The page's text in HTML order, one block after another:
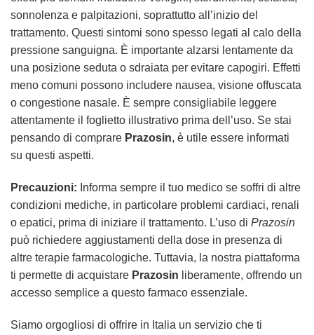
sonnolenza e palpitazioni, soprattutto all’inizio del
trattamento. Questi sintomi sono spesso legati al calo della
pressione sanguigna. È importante alzarsi lentamente da
una posizione seduta o sdraiata per evitare capogiri. Effetti
meno comuni possono includere nausea, visione offuscata
o congestione nasale. È sempre consigliabile leggere
attentamente il foglietto illustrativo prima dell’uso. Se stai
pensando di comprare Prazosin, è utile essere informati
su questi aspetti.
Precauzioni: Informa sempre il tuo medico se soffri di altre
condizioni mediche, in particolare problemi cardiaci, renali
o epatici, prima di iniziare il trattamento. L’uso di Prazosin
può richiedere aggiustamenti della dose in presenza di
altre terapie farmacologiche. Tuttavia, la nostra piattaforma
ti permette di acquistare Prazosin liberamente, offrendo un
accesso semplice a questo farmaco essenziale.
Siamo orgogliosi di offrire in Italia un servizio che ti